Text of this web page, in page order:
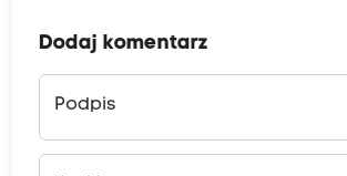
Dodaj komentarz
Podpis